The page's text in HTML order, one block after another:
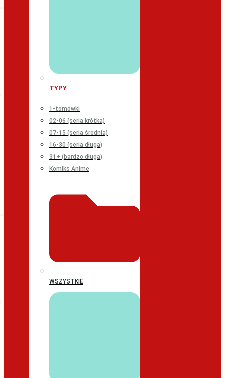
TYPY
1-tomówki
02-06 (seria krótka)
07-15 (seria średnia)
16-30 (seria długa)
31+ (bardzo długa)
Komiks Anime
WSZYSTKIE